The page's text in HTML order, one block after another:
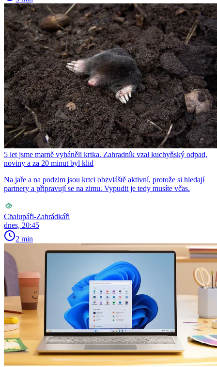
5 let jsme marně vyháněli krtka. Zahradník vzal kuchyňský odpad,
noviny a za 20 minut byl klid
Na jaře a na podzim jsou krtci obzvláště aktivní, protože si hledají
partnery a připravují se na zimu. Vypudit je tedy musíte včas.
Chalupáři-Zahrádkáři
dnes, 20:45
2 min